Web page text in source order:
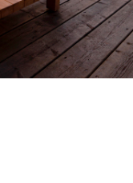
参考価格
REFERENCE PRICE
施工実績